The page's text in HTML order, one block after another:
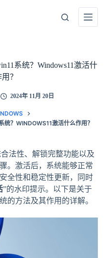
系统？Windows11激活什
？
2024年 11月 20日
统？WINDOWS11激活什么作用？
法性、解锁完整功能以及
。激活后，系统能够正常
全性和稳定性更新，同时
”的水印提示。以下是关于
的方法及其作用的详解。